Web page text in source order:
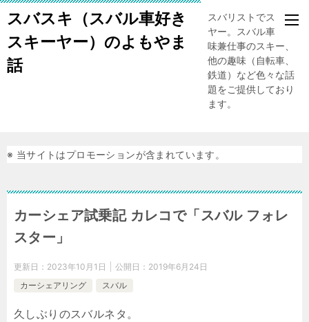
スバスキ（スバル車好き
スキーヤー）のよもやま
話
スバリストでスキー
ヤー。スバル車、趣
味兼仕事のスキー、
他の趣味（自転車、
鉄道）など色々な話
題をご提供しており
ます。
※ 当サイトはプロモーションが含まれています。
カーシェア試乗記 カレコで「スバル フォレ
スター」
更新日： 2023年10月1日 公開日： 2019年6月24日
カーシェアリング
スバル
久しぶりのスバルネタ。